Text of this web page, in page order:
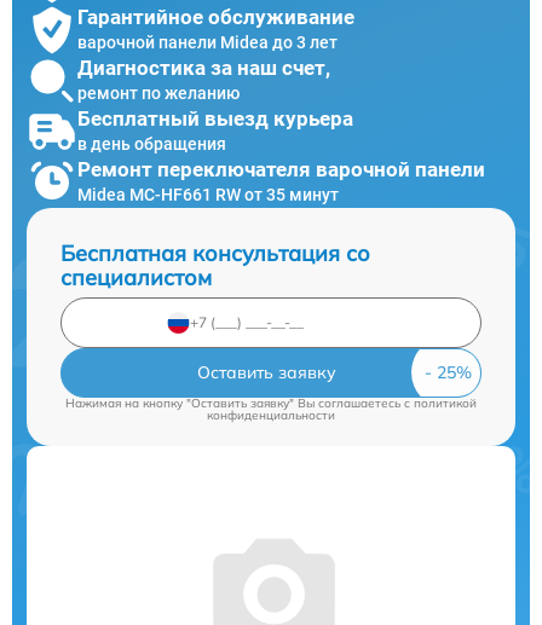
Гарантийное обслуживание
варочной панели Midea до 3 лет
Диагностика за наш счет,
ремонт по желанию
Бесплатный выезд курьера
в день обращения
Ремонт переключателя варочной панели
Midea MC-HF661 RW от 35 минут
Бесплатная консультация со
специалистом
Оставить заявку
Нажимая на кнопку "Оставить заявку" Вы соглашаетесь cполитикой
конфиденциальности